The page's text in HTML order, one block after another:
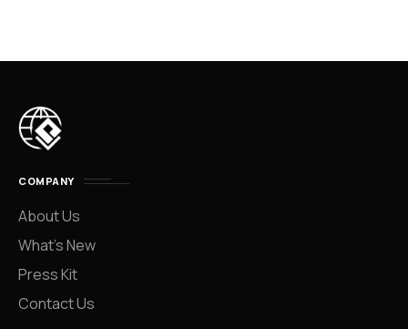
COMPANY
About Us
What’s New
Press Kit
Contact Us